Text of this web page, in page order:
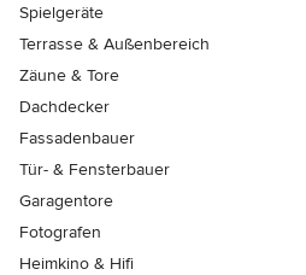
Spielgeräte
Terrasse & Außenbereich
Zäune & Tore
Dachdecker
Fassadenbauer
Tür- & Fensterbauer
Garagentore
Fotografen
Heimkino & Hifi